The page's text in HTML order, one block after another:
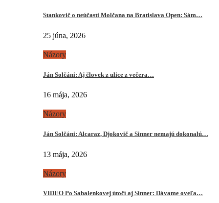
Stankovič o neúčasti Molčana na Bratislava Open: Sám…
25 júna, 2026
Názory
Ján Solčáni: Aj človek z ulice z večera…
16 mája, 2026
Názory
Ján Solčáni: Alcaraz, Djokovič a Sinner nemajú dokonalú…
13 mája, 2026
Názory
VIDEO Po Sabalenkovej útočí aj Sinner: Dávame oveľa…